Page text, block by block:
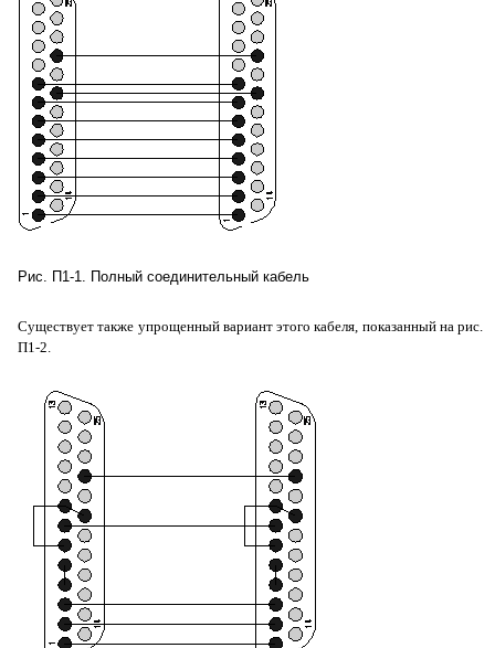
Рис. П1-1. Полный соединительный кабель
Существует также упрощенный вариант этого кабеля, показанный на рис.
П1-2.